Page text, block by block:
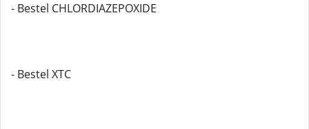
- Bestel CHLORDIAZEPOXIDE
- Bestel XTC